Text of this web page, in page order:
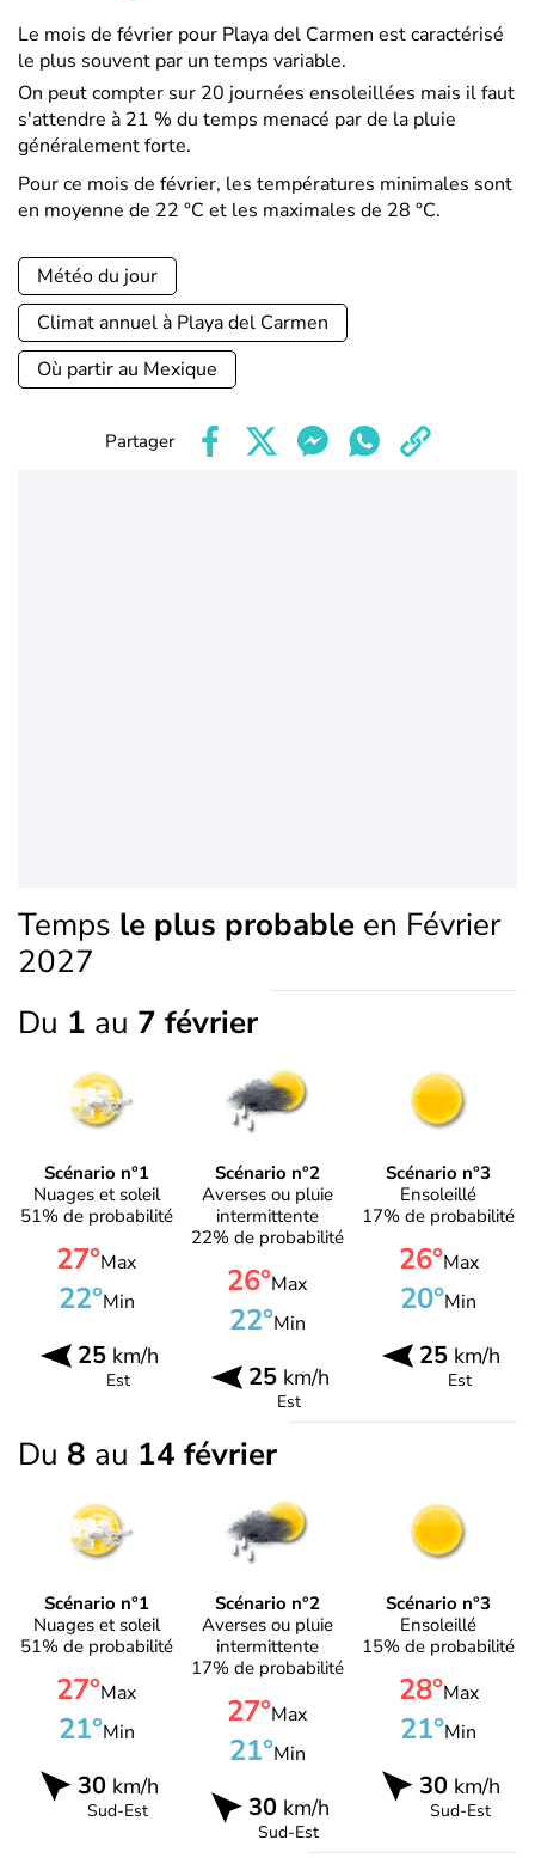
Le mois de février pour Playa del Carmen est caractérisé
le plus souvent par un temps variable.
On peut compter sur 20 journées ensoleillées mais il faut
s'attendre à 21 % du temps menacé par de la pluie
généralement forte.
Pour ce mois de février, les températures minimales sont
en moyenne de 22 °C et les maximales de 28 °C.
Météo du jour
Climat annuel à Playa del Carmen
Où partir au Mexique
Partager
Temps le plus probable en Février
2027
Du 1 au 7 février
Scénario n°1
Nuages et soleil
51% de probabilité
27°Max
22°Min
25km/h
Est
Scénario n°2
Averses ou pluie
intermittente
22% de probabilité
26°Max
22°Min
25km/h
Est
Scénario n°3
Ensoleillé
17% de probabilité
26°Max
20°Min
25 km/h
Est
Du 8 au 14 février
Scénario n°1
Nuages et soleil
51% de probabilité
27°Max
21°Min
30km/h
Sud-Est
Scénario n°2
Averses ou pluie
intermittente
17% de probabilité
27°Max
21°Min
30km/h
Sud-Est
Scénario n°3
Ensoleillé
15% de probabilité
28°Max
21°Min
30 km/h
Sud-Est